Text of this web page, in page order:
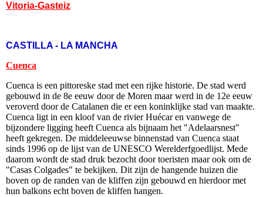
Vitoria-Gasteiz
CASTILLA - LA MANCHA
Cuenca
Cuenca is een pittoreske stad met een rijke historie. De stad werd
gebouwd in de 8e eeuw door de Moren maar werd in de 12e eeuw
veroverd door de Catalanen die er een koninklijke stad van maakte.
Cuenca ligt in een kloof van de rivier Huécar en vanwege de
bijzondere ligging heeft Cuenca als bijnaam het "Adelaarsnest"
heeft gekregen. De middeleeuwse binnenstad van Cuenca staat
sinds 1996 op de lijst van de UNESCO Werelderfgoedlijst. Mede
daarom wordt de stad druk bezocht door toeristen maar ook om de
"Casas Colgades" te bekijken. Dit zijn de hangende huizen die
boven op de randen van de kliffen zijn gebouwd en hierdoor met
hun balkons echt boven de kliffen hangen.